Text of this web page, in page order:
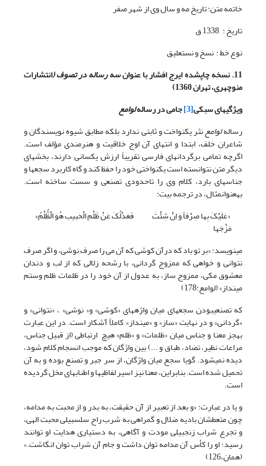
خاتمه متن: تاریخ مه و سال وی از شهر صفر
تاریخ : 1338 ق
نوع خط : نسخ و نستعلیق
11. نسخه چاپ‏شده ایرج افشار با عنوان
سه رساله در تصوف (انتشارات
منوچهری، تهران 1360)
ویژگی‏‏های سبکی[3] جامی در رسالهلوامع
رسالهلوامعنثر یکنواخت و ثابتی ندارد بلکه مطابق شیوه نویسندگان و
شاعران خلف، ابتدا و انتهای آن اوج خلاقیت و هنرمندی مؤلف است.
اگرچه تمامی برگردان‏های فارسی تقریباً ارزش یکسانی دارند، بخش‏های
دیگر متن نتوانسته است یکنواختی خود را حفظ کند و گاه کاربرد سجع‏ها و
جناس‏های بارد، کلام وی را تاحدودی تصنعی و سست ساخته است.
به‏‏عنوان‏مثال، در ترجمه بیت:
«عَلَیْکَ بِها صِرْفاً وَ اِنْ شِئْتَ
مَزْجَها
فَعَدْلُکَ عَنْ ظَلْمِ الْحَبیب هُوَ الْظُّلْمُ»
می‏نویسد: «بر تو باد که درآن کوشی که آن می را صرف نوشی، و اگر صرف
نتوانی و خواهی که ممزوج گردانی، با رشحه زلالی که از لب و دندان
معشوق مکی، ممزوج ساز، به عدول از آن خود را در ظلمات ظلم وستم
مینداز» (لوامع:178)
که تصنعی‏بودن سجع‏های میان واژه‏های «کوشی» و« نوشی» ، «نتوانی» و
«گردانی» و در نهایت «ساز» و «مینداز» کاملاً آشکار است. در این عبارت
به‏جز معنا و جناس میان «ظلمات» و «ظلم» هیچ ارتباطی (از قبیل جناس،
مراعات نظیر، تضاد، طباق و ...) بین واژگان که موجب انسجام کلام شود،
دیده نمی‏شود. گویا سجع میان واژگان، از سر جبر و تصنع بوده و به آن
تحمیل شده است. بنابراین، معنا نیز اسیر لفاظی‏ها و اطناب‏های مخل گردیده
است.
و یا در عبارت: «و بعد از تعبیر از آن حقیقت، به بدر و از محبت به مدامه،
چون متعطشان بادیه ضلال و گمراهی به شرب راح سلسبیلی محبت الهی،
و تجرع شراب زنجبیلی مودت و آگاهی، به دستیاری هدایت او توانند
رسید؛ او را کأس آن مدامه توان داشت و جام آن شراب توان انگاشت.»
(همان،126)